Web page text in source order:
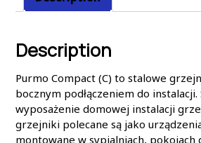
Description
Purmo Compact (C) to stalowe
bocznym podłączeniem do
wyposażenie domowej instalacji
grzejniki polecane są jako
montowane w sypialniach, pokojach